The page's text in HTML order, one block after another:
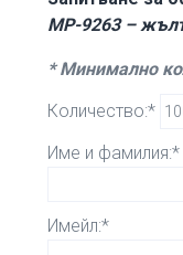
MP-9263 –
* Минимално
Количество:*
Име и фамилия:*
Имейл:*